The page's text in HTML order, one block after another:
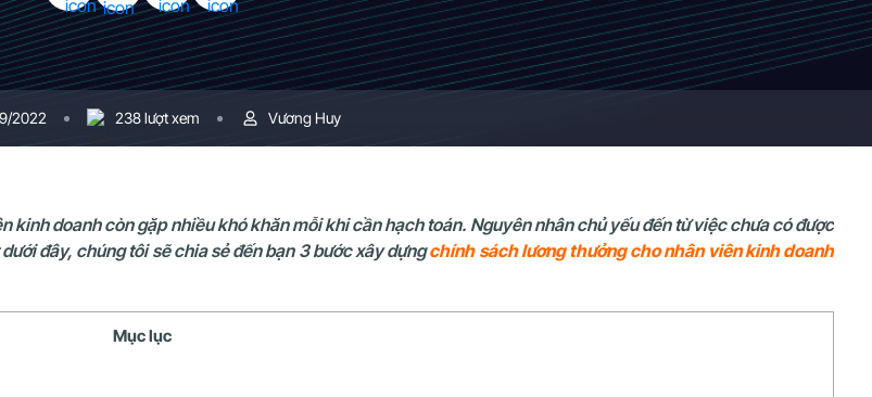
2022 238 lượt xem Vương Huy
doanh còn gặp nhiều khó khăn mỗi khi cần hạch toán. Nguyên nhân chủ yếu đến từ việc chưa có được
đây, chúng tôi sẽ chia sẻ đến bạn 3 bước xây dựngchính sách lương thưởng cho nhân viên kinh doanh
Mục lục